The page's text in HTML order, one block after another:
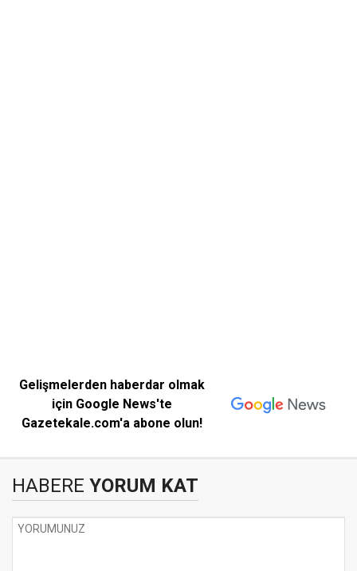
Gelişmelerden haberdar olmak
için Google News'te
Gazetekale.com'a abone olun!
HABERE YORUM KAT